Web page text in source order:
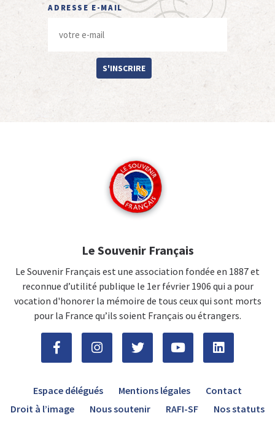
ADRESSE E-MAIL
S'INSCRIRE
Le Souvenir Français
Le Souvenir Français est une association fondée en 1887 et
reconnue d’utilité publique le 1er février 1906 qui a pour
vocation d'honorer la mémoire de tous ceux qui sont morts
pour la France qu’ils soient Français ou étrangers.
Espace délégués Mentions légales
Contact
Droit à l’image
Nous soutenir RAFI-SF Nos statuts